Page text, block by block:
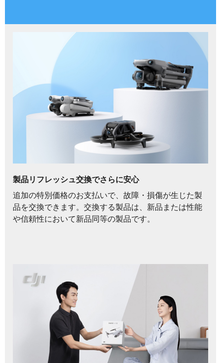
製品リフレッシュ交換でさらに安心
追加の特別価格のお支払いで、故障・損傷が生じた製
品を交換できます。交換する製品は、新品または性能
や信頼性において新品同等の製品です。